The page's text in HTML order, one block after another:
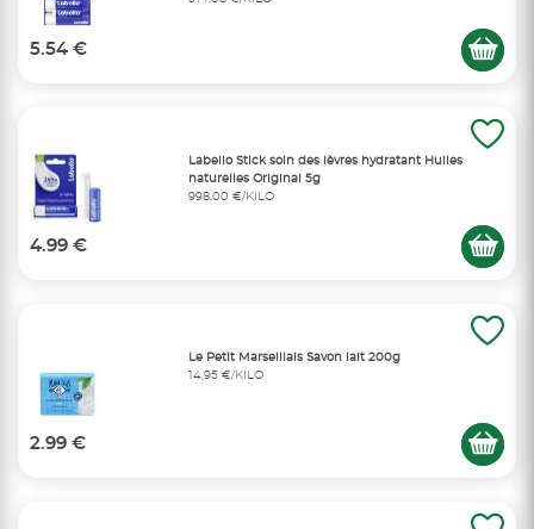
5.54 €
Labello Stick soin des lèvres hydratant Huiles
naturelles Original 5g
998,00 €/KILO
4.99 €
Le Petit Marseillais Savon lait 200g
14,95 €/KILO
2.99 €